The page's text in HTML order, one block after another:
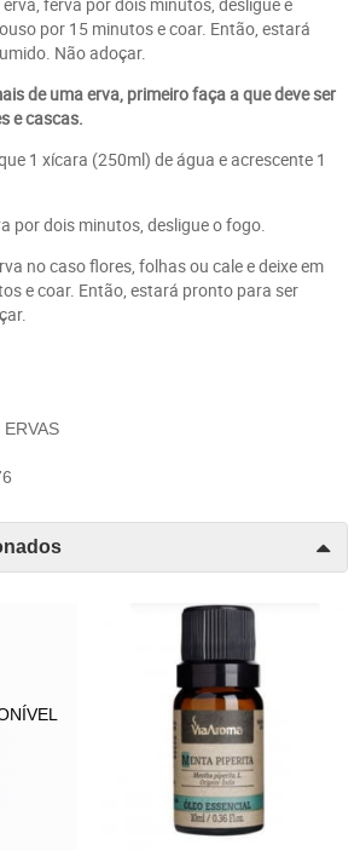
por 15 minutos e coar. Então, estará
Não adoçar.
de uma erva, primeiro faça a que deve ser
e cascas.
1 xícara (250ml) de água e acrescente 1
por dois minutos, desligue o fogo.
no caso flores, folhas ou cale e deixe em
e coar. Então, estará pronto para ser